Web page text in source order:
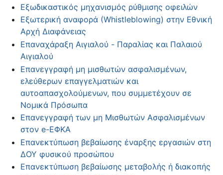
Εξωδικαστικός μηχανισμός ρύθμισης οφειλών
Εξωτερική αναφορά (Whistleblowing) στην Εθνική
Αρχή Διαφάνειας
Επαναχάραξη Αιγιαλού - Παραλίας και Παλαιού
Αιγιαλού
Επανεγγραφή μη μισθωτών ασφαλισμένων,
ελεύθερων επαγγελματιών και
αυτοαπασχολούμενων, που συμμετέχουν σε
Νομικά Πρόσωπα
Επανεγγραφή των μη Μισθωτών Ασφαλισμένων
στον e-ΕΦΚΑ
Επανεκτύπωση βεβαίωσης έναρξης εργασιών στη
ΔΟΥ φυσικού προσώπου
Επανεκτύπωση βεβαίωσης μεταβολής ή διακοπής